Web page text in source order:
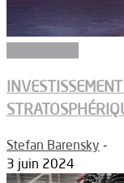
Stefan Barensky -
3 juin 2024